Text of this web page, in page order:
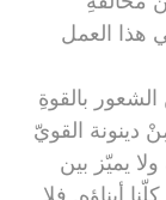
هذا العمل
بالقوةِ
دينونة القويّ
يميّز بين
أبناؤه. فلا